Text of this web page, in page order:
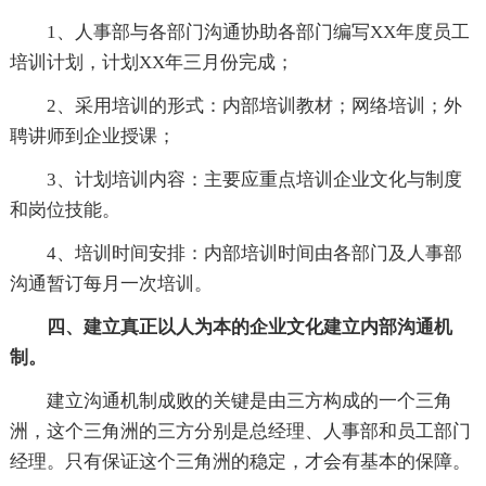
1、人事部与各部门沟通协助各部门编写XX年度员工
培训计划，计划XX年三月份完成；
2、采用培训的形式：内部培训教材；网络培训；外
聘讲师到企业授课；
3、计划培训内容：主要应重点培训企业文化与制度
和岗位技能。
4、培训时间安排：内部培训时间由各部门及人事部
沟通暂订每月一次培训。
四、建立真正以人为本的企业文化建立内部沟通机
制。
建立沟通机制成败的关键是由三方构成的一个三角
洲，这个三角洲的三方分别是总经理、人事部和员工部门
经理。只有保证这个三角洲的稳定，才会有基本的保障。